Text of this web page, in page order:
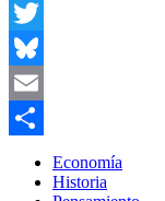
Facebook
Twitter
Bluesky
Email
Compartir
Economía
Historia